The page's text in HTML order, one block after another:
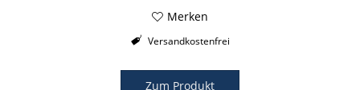
Merken
Versandkostenfrei
Zum Produkt